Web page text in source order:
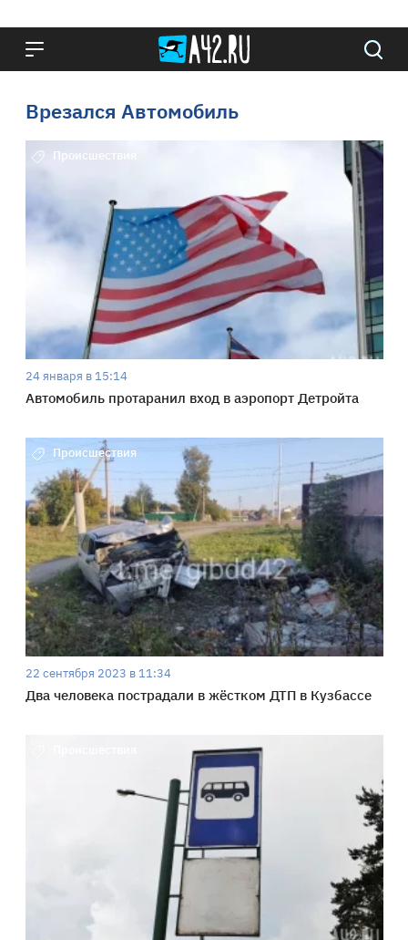
Врезался Автомобиль
Происшествия
24 января в 15:14
Автомобиль протаранил вход в аэропорт Детройта
Происшествия
22 сентября 2023 в 11:34
Два человека пострадали в жёстком ДТП в Кузбассе